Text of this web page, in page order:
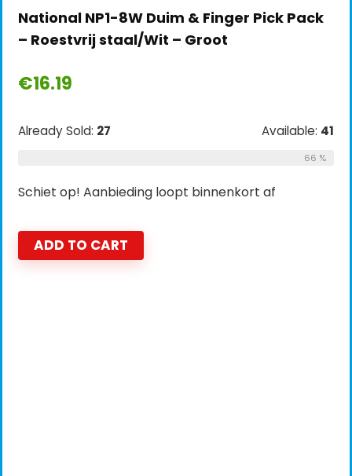
National NP1-8W Duim & Finger Pick Pack
– Roestvrij staal/Wit – Groot
€16.19
Already Sold: 27 Available: 41
66 %
Schiet op! Aanbieding loopt binnenkort af
ADD TO CART